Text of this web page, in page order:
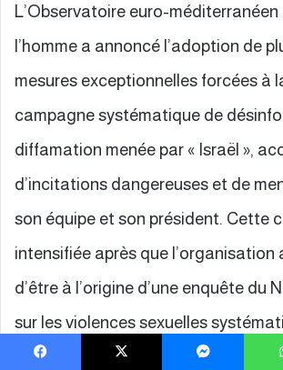
L’Observatoire euro-
l’homme a annoncé l’adoption de
mesures exceptionnelles forcées à
campagne systématique de
diffamation menée par « Israël »,
d’incitations dangereuses et de
son équipe et son président. Cette
intensifiée après que l’organisation
d’être à l’origine d’une enquête du
sur les violences sexuelles
les Palestiniens dans les prisons